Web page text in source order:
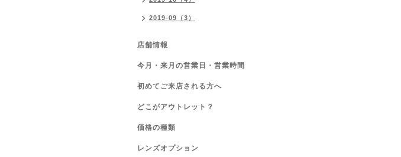
2019-09（3）
店舗情報
今月・来月の営業日・営業時間
初めてご来店される方へ
どこがアウトレット？
価格の種類
レンズオプション